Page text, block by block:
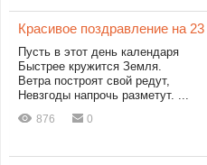
Красивое поздравление на
Пусть в этот день календаря
Быстрее кружится Земля.
Ветра построят свой редут,
Невзгоды напрочь разметут. ...
876 0